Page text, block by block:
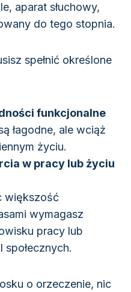
aparat słuchowy,
do tego stopnia.
spełnić określone
funkcjonalne
łagodne, ale wciąż
życiu.
w pracy lub życiu
większość
wymagasz
pracy lub
społecznych.
o orzeczenie, nic